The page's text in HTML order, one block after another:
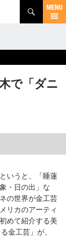
で「ダニ
いうと、「睡蓮
・日の出」な
の世界が金工芸
リカのアーティ
めて紹介する美
金工芸」が、